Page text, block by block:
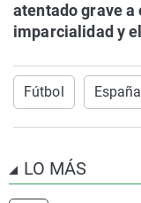
atentado grave a
imparcialidad y
Fútbol España
LO MÁS